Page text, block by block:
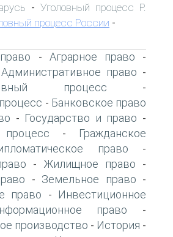
- Уголовный процесс Р.
процесс России -
- Аграрное право -
Административное право -
процесс -
- Банковское право
- Государство и право -
-
Гражданское
право -
- Жилищное право -
- Земельное право -
право -
Инвестиционное
право -
производство - История -